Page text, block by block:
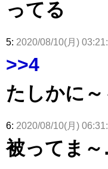
ってる
5: 2020/08/10(月)
>>4
たしかに～
6: 2020/08/10(月)
被ってま